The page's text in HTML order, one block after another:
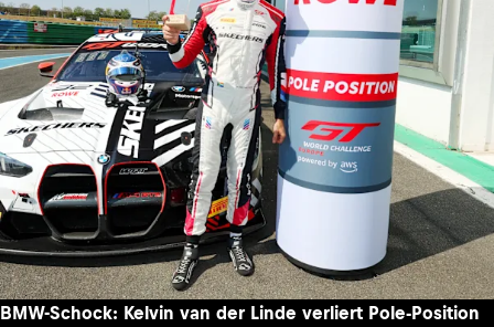
BMW-Schock: Kelvin van der Linde verliert Pole-Position